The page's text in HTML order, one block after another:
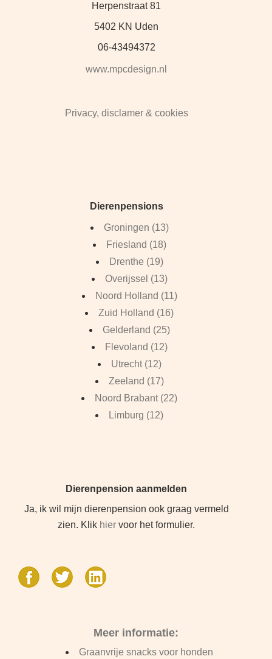
Herpenstraat 81
5402 KN Uden
06-43494372
www.mpcdesign.nl
Privacy, disclamer & cookies
Dierenpensions
Groningen (13)
Friesland (18)
Drenthe (19)
Overijssel (13)
Noord Holland (11)
Zuid Holland (16)
Gelderland (25)
Flevoland (12)
Utrecht (12)
Zeeland (17)
Noord Brabant (22)
Limburg (12)
Dierenpension aanmelden
Ja, ik wil mijn dierenpension ook graag vermeld
zien. Klik hier voor het formulier.
Meer informatie:
Graanvrije snacks voor honden